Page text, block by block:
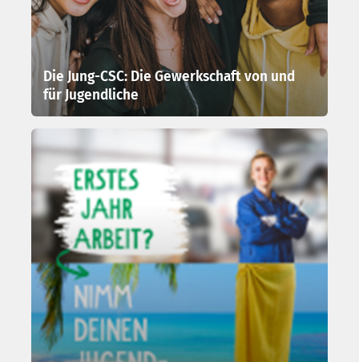
Die Jung-CSC: Die Gewerkschaft von und
für Jugendliche